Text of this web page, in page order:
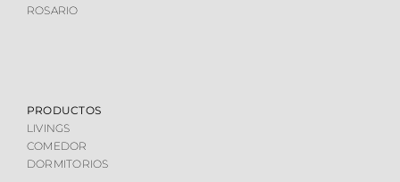
ROSARIO
PRODUCTOS
LIVINGS
COMEDOR
DORMITORIOS